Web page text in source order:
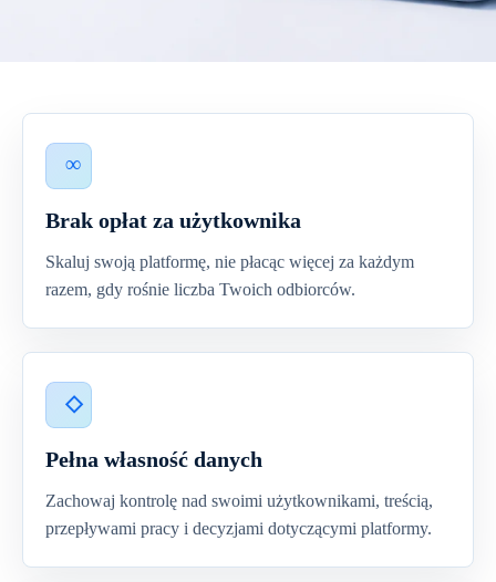
Brak opłat za użytkownika
Skaluj swoją platformę, nie płacąc więcej za każdym
razem, gdy rośnie liczba Twoich odbiorców.
Pełna własność danych
Zachowaj kontrolę nad swoimi użytkownikami, treścią,
przepływami pracy i decyzjami dotyczącymi platformy.